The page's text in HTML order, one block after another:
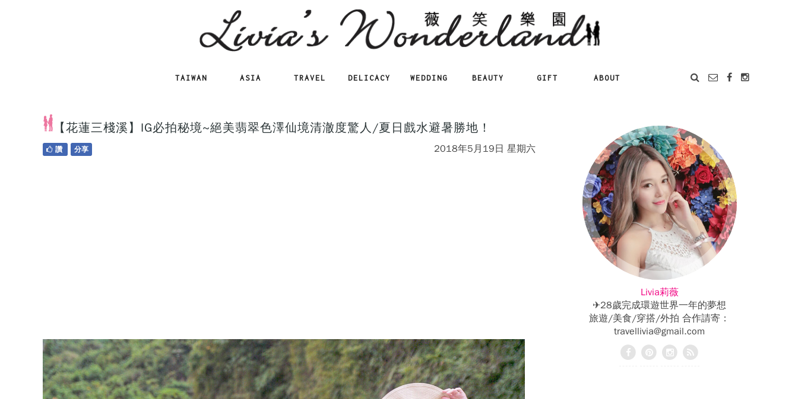
TAIWAN ASIA TRAVEL DELICACY WEDDING BEAUTY GIFT ABOUT
【花蓮三棧溪】IG必拍秘境~絕美翡翠色澤仙境清澈度驚人/夏日戲水避暑勝地！
2018年5月19日 星期六
讚 分享
Livia莉薇
✈28歲完成環遊世界一年的夢想
旅遊/美食/穿搭/外拍 合作請寄：
travellivia@gmail.com